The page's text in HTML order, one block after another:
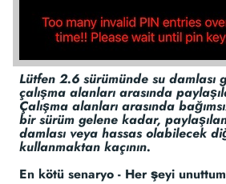
Lütfen 2.6 sürümünde su damlası
çalışma alanları arasında
Çalışma alanları arasında
bir sürüm gelene kadar,
damlası veya hassas olabilecek
kullanmaktan kaçının.
En kötü senaryo - Her şeyi